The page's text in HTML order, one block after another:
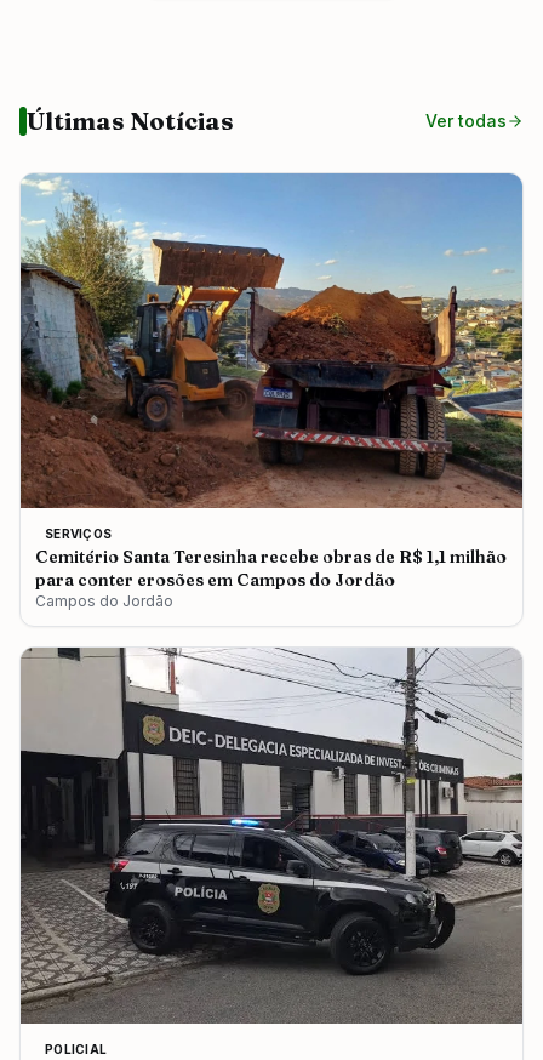
Últimas Notícias Ver todas
SERVIÇOS
Cemitério Santa Teresinha recebe obras de R$ 1,1 milhão
para conter erosões em Campos do Jordão
Campos do Jordão
POLICIAL